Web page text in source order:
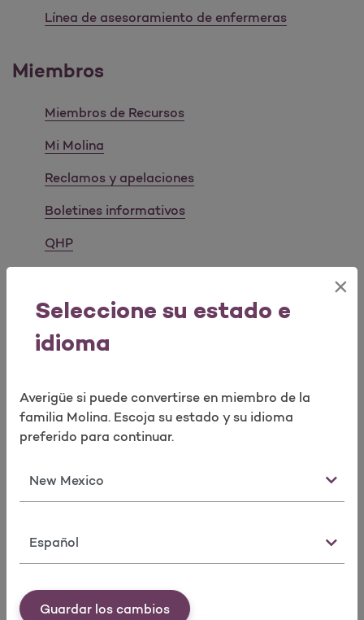
Seleccione su estado e
idioma
×
Averigüe si puede convertirse en miembro de la
familia Molina. Escoja su estado y su idioma
preferido para continuar.
Estado
Idioma
Guardar los cambios
Abrir como una nueva ventana para la encuesta
Línea de asesoramiento de enfermeras
Miembros
Miembros de Recursos
Mi Molina
Reclamos y apelaciones
Boletines informativos
QHP
Servicio de calidad
Derechos y responsabilidades de los miembros
Nueva tecnología
Resultados de QHP
Programa de mejoramiento de la calidad
Programa de seguridad del paciente
CAHPS®